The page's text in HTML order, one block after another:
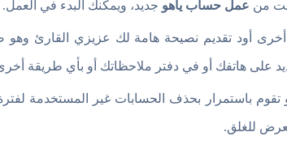
من عمل حساب ياهو جديد، ويمكنك البدء في العمل.
أخرى أود تقديم نصيحة هامة لك عزيزي القارئ وهو
على هاتفك أو في دفتر ملاحظاتك أو بأي طريقة
تقوم باستمرار بحذف الحسابات غير المستخدمة
للغلق.